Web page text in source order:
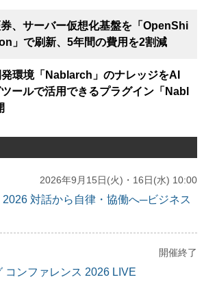
、サーバー仮想化基盤を「OpenShi
」で刷新、5年間の費用を2割減
環境「Nablarch」のナレッジをAI
ールで活用できるプラグイン「Nabl
2026年9月15日(火)・16日(水) 10:00
対話から自律・協働へ─ビジネス
開催終了
コンファレンス 2026 LIVE